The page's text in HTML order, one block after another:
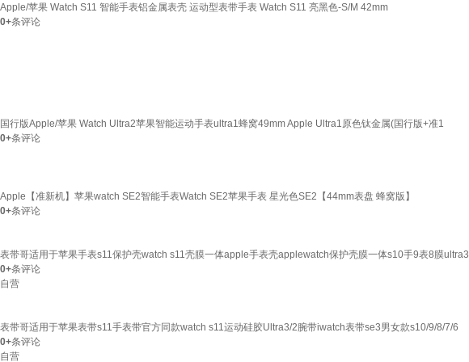
Apple/苹果 Watch S11 智能手表铝金属表壳 运动型表带手表 Watch S11 亮黑色-S/M 42mm
0+条评论
国行版Apple/苹果 Watch Ultra2苹果智能运动手表ultra1蜂窝49mm Apple Ultra1原色钛金属(国行版+准1
0+条评论
Apple【准新机】苹果watch SE2智能手表Watch SE2苹果手表 星光色SE2【44mm表盘 蜂窝版】
0+条评论
表带哥适用于苹果手表s11保护壳watch s11壳膜一体apple手表壳applewatch保护壳膜一体s10手9表8膜ultra3
0+条评论
自营
表带哥适用于苹果表带s11手表带官方同款watch s11运动硅胶Ultra3/2腕带iwatch表带se3男女款s10/9/8/7/6
0+条评论
自营